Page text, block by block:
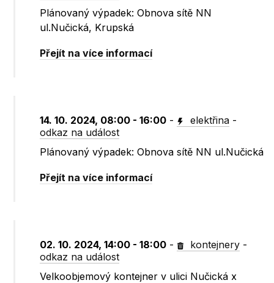
Plánovaný výpadek: Obnova sítě NN
ul.Nučická, Krupská
Přejít na více informací
14. 10. 2024, 08:00 - 16:00 - elektřina -
odkaz na událost
Plánovaný výpadek: Obnova sítě NN ul.Nučická
Přejít na více informací
02. 10. 2024, 14:00 - 18:00 - kontejnery -
odkaz na událost
Velkoobjemový kontejner v ulici Nučická x